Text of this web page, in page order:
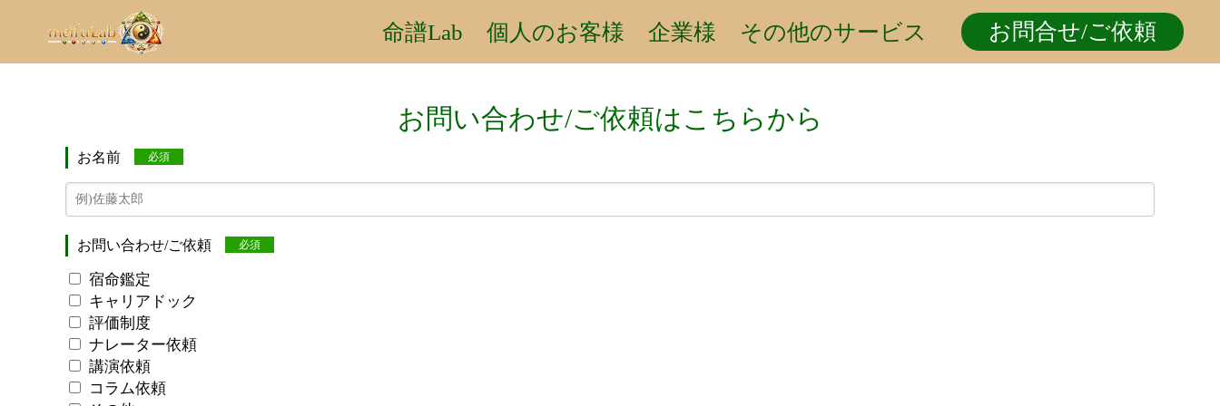
命譜Lab 個人のお客様 企業様 その他のサービス お問合せ/ご依頼
コラム執筆
お問い合わせ/ご依頼はこちらから
お名前 必須
お問い合わせ/ご依頼 必須
宿命鑑定
キャリアドック
評価制度
ナレーター依頼
講演依頼
コラム依頼